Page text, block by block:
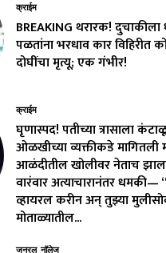
क्राईम
BREAKING थरारक!
पळतांना भरधाव कार विहिरीत
दोघींचा मृत्यू; एक गंभीर!
क्राईम
घृणास्पद! पतीच्या त्रासाला
ओळखीच्या व्यक्तीकडे मागितली
आळंदीतील खोलीवर नेताच झाला
वारंवार अत्याचारानंतर धमकी—
व्हायरल करीन अन् तुझ्या
मोताळ्यातील...